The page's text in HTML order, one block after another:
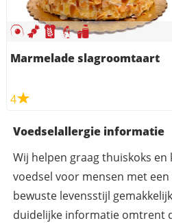
Marmelade slagroomtaart
4
Voedselallergie informatie
Wij helpen graag thuiskoks en
voedsel voor mensen met
bewuste levensstijl
duidelijke informatie omtrent